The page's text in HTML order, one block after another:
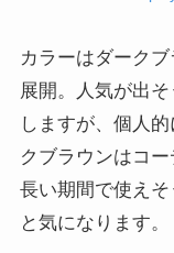
カラーはダーク
展開。人気が出
しますが、個人
クブラウンはコ
長い期間で使え
と気になります。